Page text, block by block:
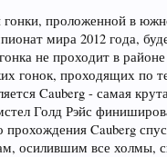
проложенной в
мира 2012 года,
не проходит в
гонок, проходящих по
Cauberg - самая
Голд Рэйс
Cauberg
осилившим все холмы,